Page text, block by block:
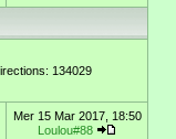
134029
Mer 15 Mar 2017, 18:50
Loulou#88